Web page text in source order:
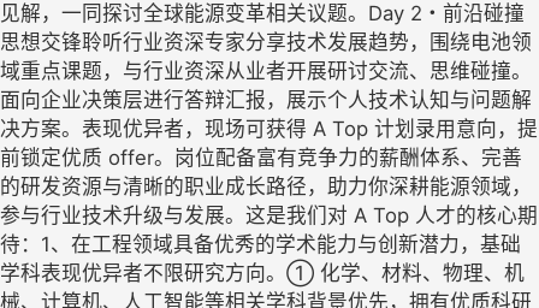
见解，一同探讨全球能源变革相关议题。Day 2・前沿碰撞
思想交锋聆听行业资深专家分享技术发展趋势，围绕电池领
域重点课题，与行业资深从业者开展研讨交流、思维碰撞。
面向企业决策层进行答辩汇报，展示个人技术认知与问题解
决方案。表现优异者，现场可获得 A Top 计划录用意向，提
前锁定优质 offer。岗位配备富有竞争力的薪酬体系、完善
的研发资源与清晰的职业成长路径，助力你深耕能源领域，
参与行业技术升级与发展。这是我们对 A Top 人才的核心期
待：1、在工程领域具备优秀的学术能力与创新潜力，基础
学科表现优异者不限研究方向。① 化学、材料、物理、机
械、计算机、人工智能等相关学科背景优先，拥有优质科研